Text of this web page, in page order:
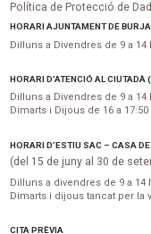
Política de Protecció de
HORARI AJUNTAMENT DE
Dilluns a Divendres de 9 a 14
HORARI D’ATENCIÓ AL
Dilluns a Divendres de 9 a 14
Dimarts i Dijous de 16 a 17:50
HORARI D’ESTIU SAC – CASA DE
(del 15 de juny al 30 de
Dilluns a divendres de 9 a 14
Dimarts i dijous tancat per la
CITA PRÈVIA